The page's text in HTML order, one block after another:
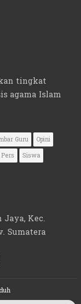
tingkat
agama Islam
Guru
Opini
Siswa
Jaya, Kec.
Sumatera